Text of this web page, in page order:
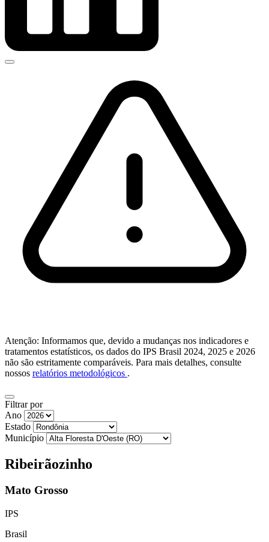
Atenção: Informamos que, devido a mudanças nos indicadores e
tratamentos estatísticos, os dados do IPS Brasil 2024, 2025 e 2026
não são estritamente comparáveis. Para mais detalhes, consulte
nossos relatórios metodológicos .
Filtrar por
Ano
Estado
Município
Ribeirãozinho
Mato Grosso
IPS
Brasil